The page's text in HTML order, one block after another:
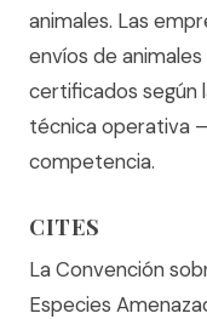
animales. Las
envíos de
certificados según
técnica operativa
competencia.
CITES
La Convención
Especies